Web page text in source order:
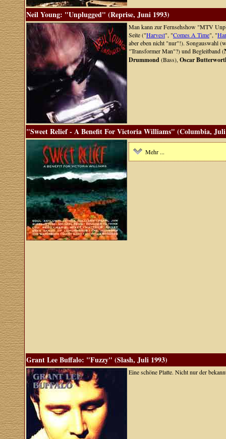
Neil Young: "Unplugged" (Reprise, Juni 1993)
Man kann zur Fernsehshow "MTV
Seite ("Harvest", "Comes A Time", "
aber eben nicht "nur"!). Songauswahl
"Transformer Man"?) und Begleitband (
Drummond(Bass), Oscar
"Sweet Relief - A Benefit For Victoria Williams" (Columbia, Juli
Mehr ...
Grant Lee Buffalo: "Fuzzy" (Slash, Juli 1993)
Eine schöne Platte. Nicht nur der